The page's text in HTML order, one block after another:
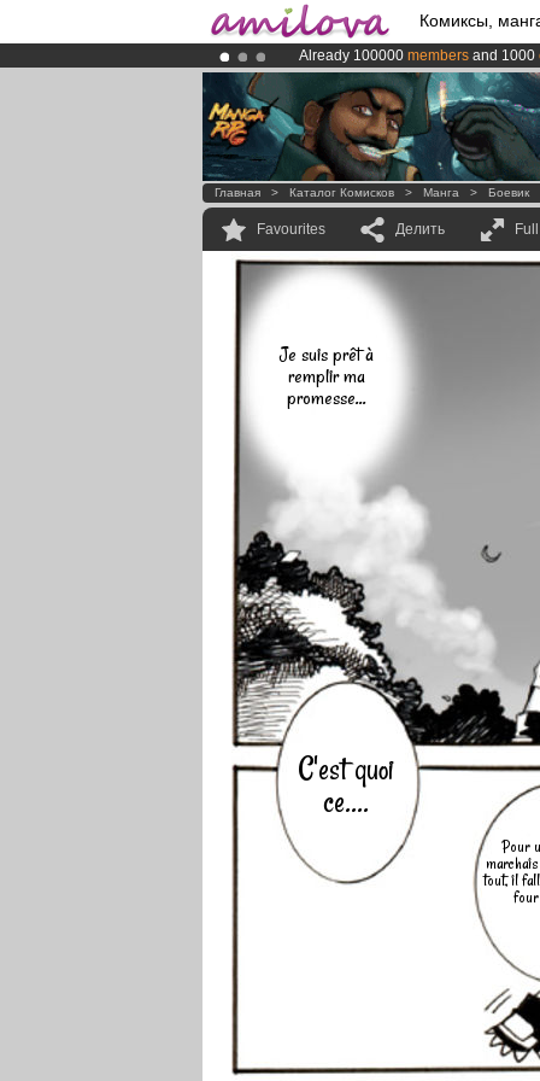
Комиксы,
Already 100000 members and 1000
AmilovaKickstarter is now LIVE!.
Premium membership from3.95
Главная > Каталог Комисков > Манга > Боевик
Favourites Делить
Je suis prêt à
remplir ma
promesse...
Pour
tout, il
C'est quoi
ce....